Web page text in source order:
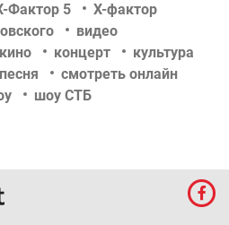
Фактор 5
Х-фактор
видео
кино концерт
культура
песня
смотреть онлайн
шоу СТБ